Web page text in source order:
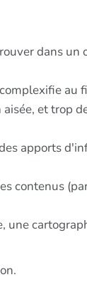
dans un
au
et trop
apports
contenus
une